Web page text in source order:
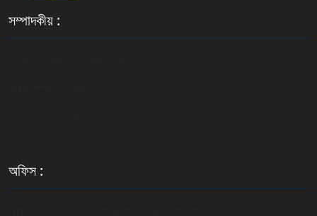
সম্পাদকীয় :
অফিস :